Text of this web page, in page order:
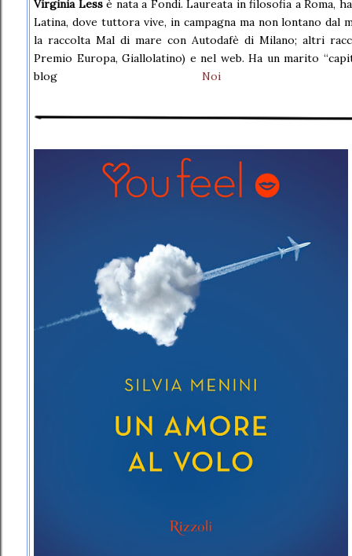
Virginia Less è nata a Fondi. Laureata in filosofia a Roma,
Latina, dove tuttora vive, in campagna ma non lontano dal
la raccolta Mal di mare con Autodafè di Milano; altri
Premio Europa, Giallolatino) e nel web. Ha un marito
blog Noi